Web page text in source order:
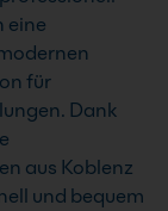
eine
für
Dank
aus Koblenz
und bequem